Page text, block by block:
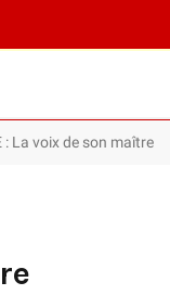
: La voix de son maître